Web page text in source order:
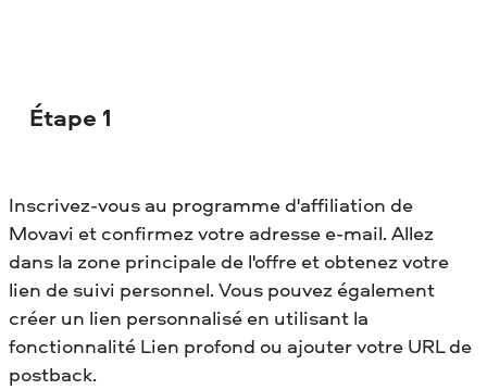
Étape 1
Inscrivez-vous au programme d'affiliation de
Movavi et confirmez votre adresse e-mail. Allez
dans la zone principale de l'offre et obtenez votre
lien de suivi personnel. Vous pouvez également
créer un lien personnalisé en utilisant la
fonctionnalité Lien profond ou ajouter votre URL de
postback.